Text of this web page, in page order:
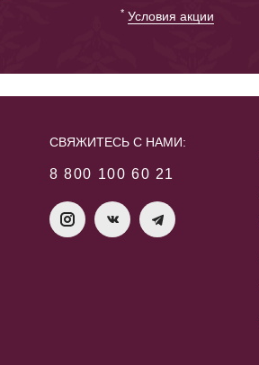
* Условия акции
СВЯЖИТЕСЬ С НАМИ:
8 800 100 60 21